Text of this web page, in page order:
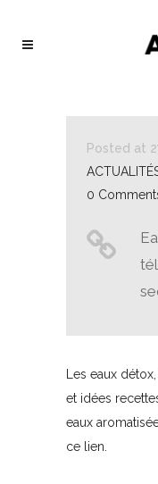
Posted at
0
Les eaux
et idées
eaux
ce lien.